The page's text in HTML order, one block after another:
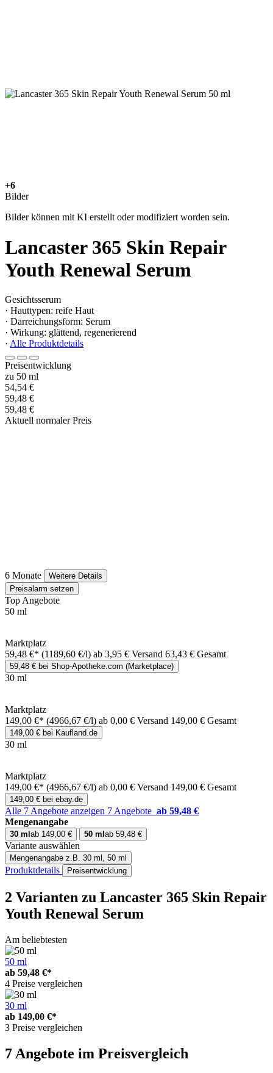
+6
Bilder
Bilder können mit KI erstellt oder modifiziert worden sein.
Lancaster 365 Skin Repair
Youth Renewal Serum
Gesichtsserum
· Hauttypen: reife Haut
· Darreichungsform: Serum
· Wirkung: glättend, regenerierend
· Alle Produktdetails
Preisentwicklung
zu 50 ml
54,54 €
59,48 €
59,48 €
Aktuell normaler Preis
6 Monate
Weitere Details
Preisalarm setzen
Top Angebote
50 ml
Marktplatz
59,48 €* (1189,60 €/l) ab 3,95 € Versand 63,43 € Gesamt
59,48 € bei Shop-Apotheke.com (Marketplace)
30 ml
Marktplatz
149,00 €* (4966,67 €/l) ab 0,00 € Versand 149,00 € Gesamt
149,00 € bei Kaufland.de
30 ml
Marktplatz
149,00 €* (4966,67 €/l) ab 0,00 € Versand 149,00 € Gesamt
149,00 € bei ebay.de
Alle 7 Angebote anzeigen 7 Angebote ab 59,48 €
Mengenangabe
30 ml ab 149,00 € 50 ml ab 59,48 €
Variante auswählen
Mengenangabe z.B. 30 ml, 50 ml
Produktdetails Preisentwicklung
2 Varianten zu Lancaster 365 Skin Repair
Youth Renewal Serum
Am beliebtesten
50 ml
ab 59,48 €*
4 Preise vergleichen
30 ml
ab 149,00 €*
3 Preise vergleichen
7 Angebote im Preisvergleich